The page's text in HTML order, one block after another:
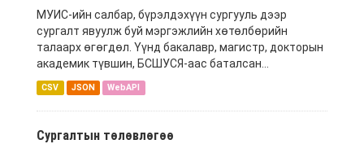
МУИС-ийн салбар, бүрэлдэхүүн сургууль дээр
сургалт явуулж буй мэргэжлийн хөтөлбөрийн
талаарх өгөгдөл. Үүнд бакалавр, магистр, докторын
академик түвшин, БСШУСЯ-аас баталсан...
CSV JSON WebAPI
Сургалтын төлөвлөгөө